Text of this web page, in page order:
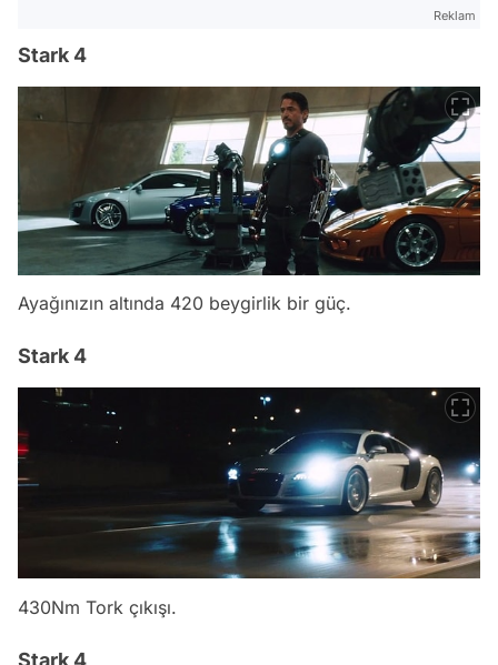
Reklam
Stark 4
Ayağınızın altında 420 beygirlik bir güç.
Stark 4
430Nm Tork çıkışı.